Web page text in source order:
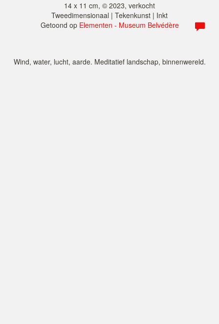
14 x 11 cm, © 2023, verkocht
Tweedimensionaal | Tekenkunst | Inkt
Getoond op Elementen - Museum Belvédère
Wind, water, lucht, aarde. Meditatief landschap, binnenwereld.